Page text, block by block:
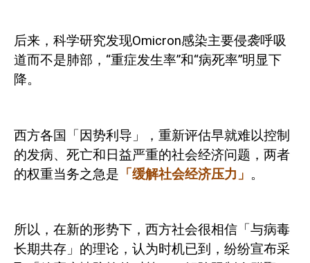
后来，科学研究发现Omicron感染主要侵袭呼吸
道而不是肺部，“重症发生率”和“病死率”明显下
降。
西方各国「因势利导」，重新评估早就难以控制
的发病、死亡和日益严重的社会经济问题，两者
的权重当务之急是 「缓解社会经济压力」 。
所以，在新的形势下，西方社会很相信「与病毒
长期共存」的理论，认为时机已到，纷纷宣布采